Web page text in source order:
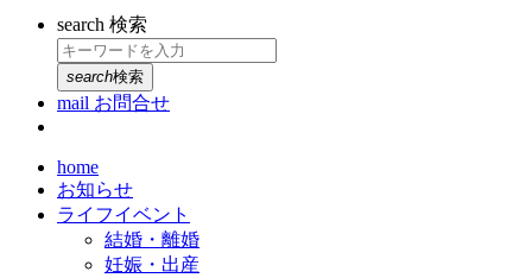
search 検索
search検索
mail お問合せ
home
お知らせ
ライフイベント
結婚・離婚
妊娠・出産